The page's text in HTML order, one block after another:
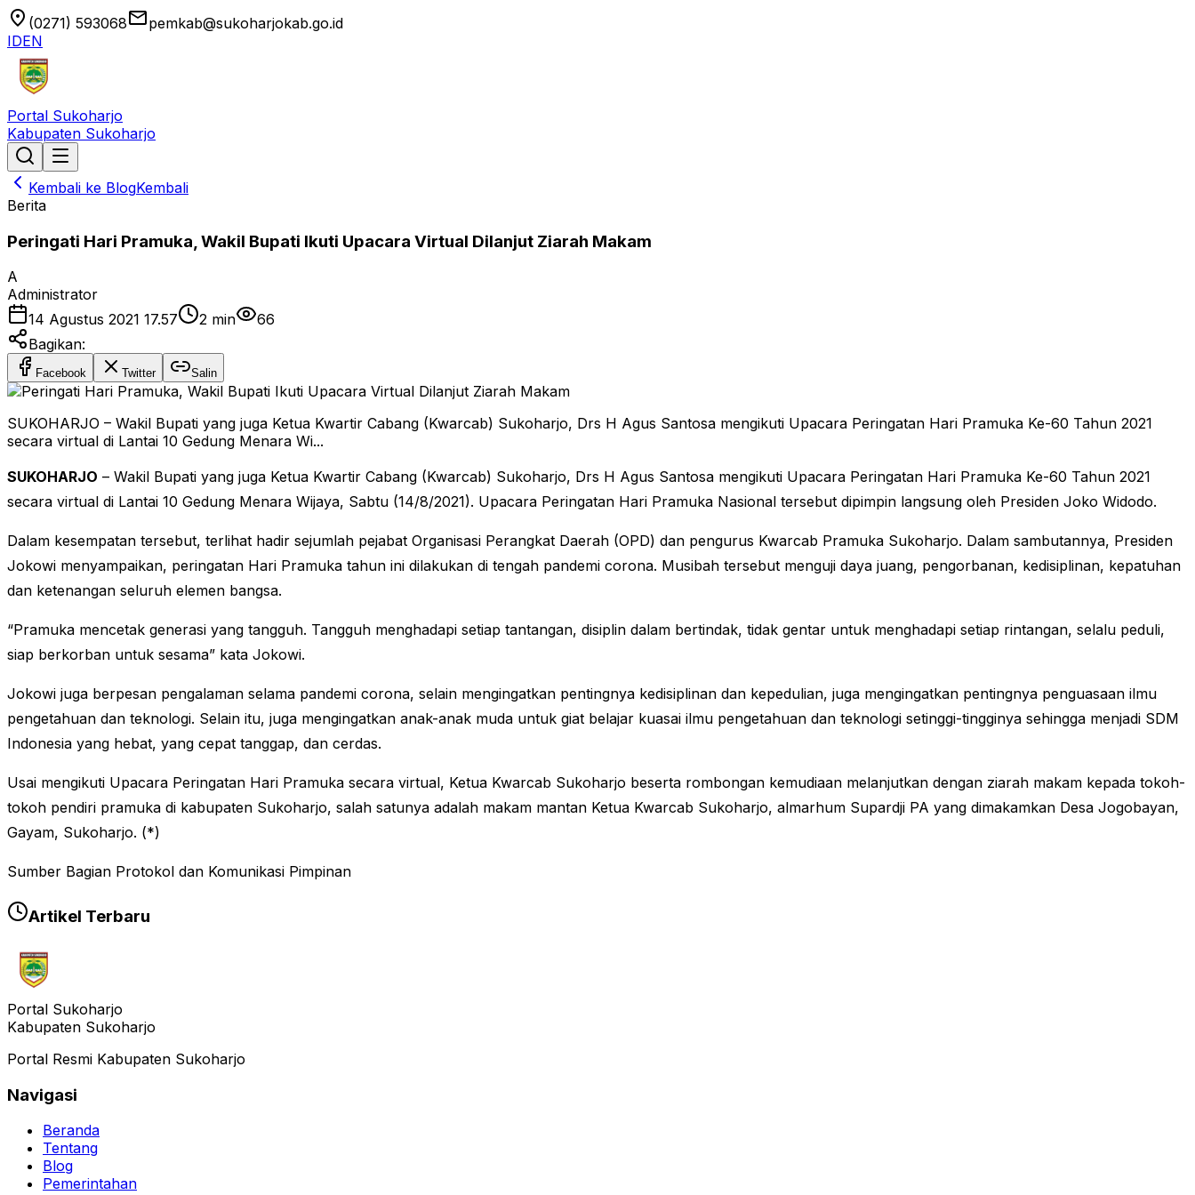
location_on (0271) 593068emailpemkab@sukoharjokab.go.id
IDEN
Portal Sukoharjo
Kabupaten Sukoharjo
Kembali ke BlogKembali
Berita
Peringati Hari Pramuka, Wakil Bupati Ikuti Upacara Virtual Dilanjut Ziarah Makam
A
Administrator
14 Agustus 2021 17.57
2 min
66
Bagikan:
Facebook Twitter Salin
SUKOHARJO – Wakil Bupati yang juga Ketua Kwartir Cabang (Kwarcab) Sukoharjo, Drs H Agus Santosa mengikuti Upacara Peringatan Hari Pramuka Ke-60 Tahun 2021
secara virtual di Lantai 10 Gedung Menara Wi...
SUKOHARJO – Wakil Bupati yang juga Ketua Kwartir Cabang (Kwarcab) Sukoharjo, Drs H Agus Santosa mengikuti Upacara Peringatan Hari Pramuka Ke-60 Tahun 2021
secara virtual di Lantai 10 Gedung Menara Wijaya, Sabtu (14/8/2021). Upacara Peringatan Hari Pramuka Nasional tersebut dipimpin langsung oleh Presiden Joko Widodo.
Dalam kesempatan tersebut, terlihat hadir sejumlah pejabat Organisasi Perangkat Daerah (OPD) dan pengurus Kwarcab Pramuka Sukoharjo. Dalam sambutannya, Presiden
Jokowi menyampaikan, peringatan Hari Pramuka tahun ini dilakukan di tengah pandemi corona. Musibah tersebut menguji daya juang, pengorbanan, kedisiplinan, kepatuhan
dan ketenangan seluruh elemen bangsa.
“Pramuka mencetak generasi yang tangguh. Tangguh menghadapi setiap tantangan, disiplin dalam bertindak, tidak gentar untuk menghadapi setiap rintangan, selalu peduli,
siap berkorban untuk sesama” kata Jokowi.
Jokowi juga berpesan pengalaman selama pandemi corona, selain mengingatkan pentingnya kedisiplinan dan kepedulian, juga mengingatkan pentingnya penguasaan ilmu
pengetahuan dan teknologi. Selain itu, juga mengingatkan anak-anak muda untuk giat belajar kuasai ilmu pengetahuan dan teknologi setinggi-tingginya sehingga menjadi SDM
Indonesia yang hebat, yang cepat tanggap, dan cerdas.
Usai mengikuti Upacara Peringatan Hari Pramuka secara virtual, Ketua Kwarcab Sukoharjo beserta rombongan kemudiaan melanjutkan dengan ziarah makam kepada tokoh-
tokoh pendiri pramuka di kabupaten Sukoharjo, salah satunya adalah makam mantan Ketua Kwarcab Sukoharjo, almarhum Supardji PA yang dimakamkan Desa Jogobayan,
Gayam, Sukoharjo. (*)
Sumber Bagian Protokol dan Komunikasi Pimpinan
Artikel Terbaru
Portal Sukoharjo
Kabupaten Sukoharjo
Portal Resmi Kabupaten Sukoharjo
Navigasi
Beranda
Tentang
Blog
Pemerintahan